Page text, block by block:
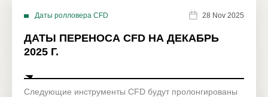
Даты ролловера CFD 28 Nov 2025
ДАТЫ ПЕРЕНОСА CFD НА ДЕКАБРЬ
2025 Г.
Следующие инструменты CFD будут пролонгированы